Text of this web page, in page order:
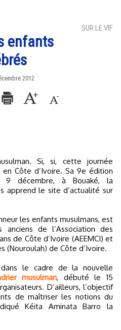
SUR LE VIF
enfants
2012
Côte d’Ivoire. Sa 9e édition
9 décembre, à Bouaké, la
apprend le site d’actualité sur
les enfants musulmans, est
anciens de l’Association des
de Côte d’Ivoire (AEEMCI) et
(Nouroulah) de Côte d’Ivoire.
dans le cadre de la nouvelle
musulman, débuté le 15
D’ailleurs, l’objectif
de maîtriser les notions du
Kéita Aminata Barro la